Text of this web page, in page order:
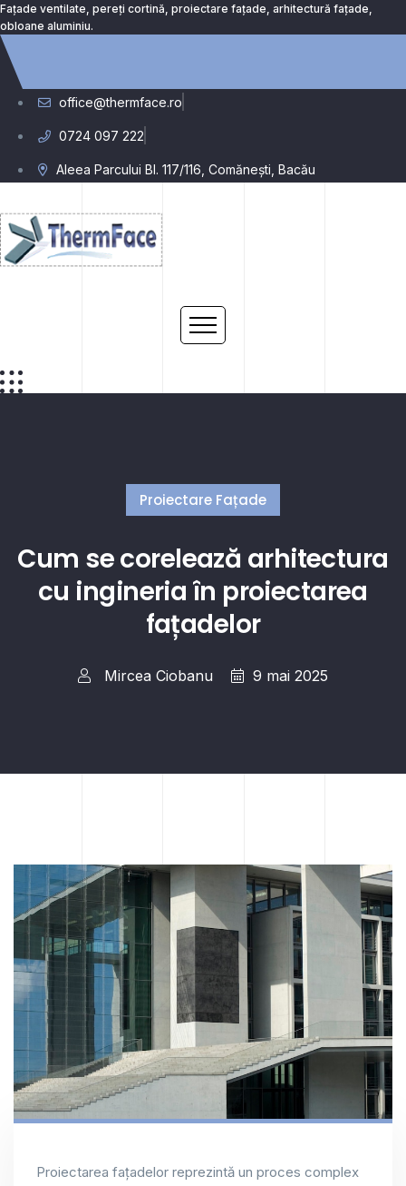
Fațade ventilate, pereți cortină, proiectare fațade, arhitectură fațade,
obloane aluminiu.
office@thermface.ro
0724 097 222
Aleea Parcului Bl. 117/116, Comănești, Bacău
Proiectare Fațade
Cum se corelează arhitectura
cu ingineria în proiectarea
fațadelor
Mircea Ciobanu 9 mai 2025
Proiectarea fațadelor reprezintă un proces complex